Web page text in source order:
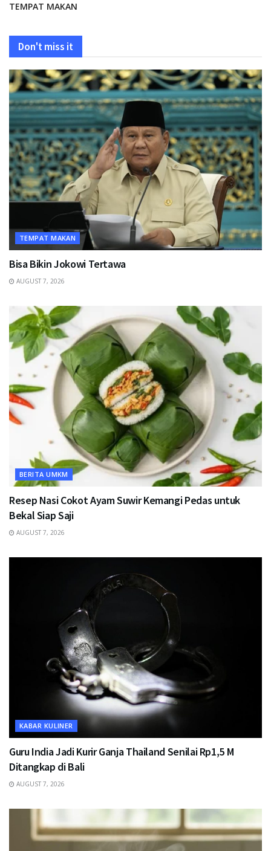
TEMPAT MAKAN
Don't miss it
TEMPAT MAKAN
Bisa Bikin Jokowi Tertawa
AUGUST 7, 2026
BERITA UMKM
Resep Nasi Cokot Ayam Suwir Kemangi Pedas untuk
Bekal Siap Saji
AUGUST 7, 2026
KABAR KULINER
Guru India Jadi Kurir Ganja Thailand Senilai Rp1,5 M
Ditangkap di Bali
AUGUST 7, 2026